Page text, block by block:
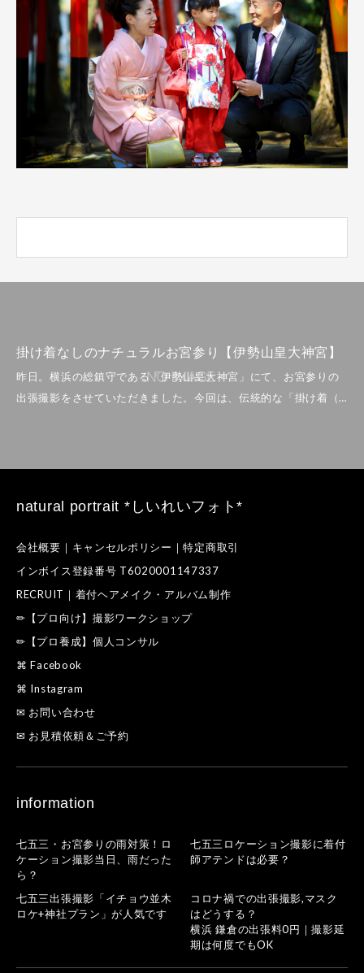
掛け着なしのナチュラルお宮参り【伊勢山皇大神宮】
natural portrait *しいれいフォト*
会社概要｜キャンセルポリシー｜特定商取引
インボイス登録番号 T6020001147337
RECRUIT｜着付ヘアメイク・アルバム制作
✏【プロ向け】撮影ワークショップ
✏【プロ養成】個人コンサル
⌘ Facebook
⌘ Instagram
✉ お問い合わせ
✉ お見積依頼＆ご予約
information
七五三・お宮参りの雨対策！ロ
ケーション撮影当日、雨だった
ら？
七五三ロケーション撮影に着付
師アテンドは必要？
七五三出張撮影「イチョウ並木
ロケ+神社プラン」が人気です
コロナ禍での出張撮影,マスク
はどうする？
横浜 鎌倉の出張料0円｜撮影延
期は何度でもOK